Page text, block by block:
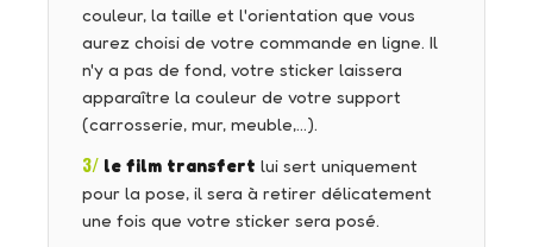
couleur, la taille et l'orientation que vous
aurez choisi de votre commande en ligne. Il
n'y a pas de fond, votre sticker laissera
apparaître la couleur de votre support
(carrosserie, mur, meuble,…).
3/ le film transfert lui sert uniquement
pour la pose, il sera à retirer délicatement
une fois que votre sticker sera posé.